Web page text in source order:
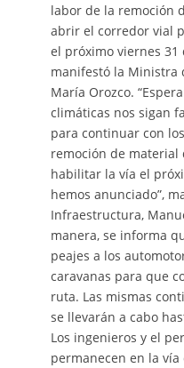
labor de la remoción
abrir el corredor vial
el próximo viernes 31
manifestó la Ministra
María Orozco.
climáticas nos sigan
para continuar con
remoción de
habilitar la vía el
hemos anunciado”,
Infraestructura,
manera, se informa
peajes a los
caravanas para que
ruta. Las mismas
se llevarán a cabo
Los ingenieros y el
permanecen en la